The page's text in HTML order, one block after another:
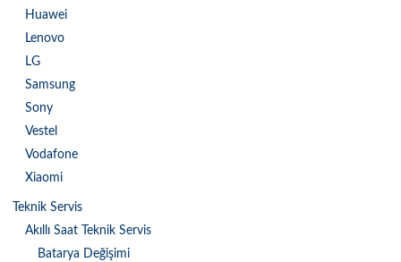
Huawei
Lenovo
LG
Samsung
Sony
Vestel
Vodafone
Xiaomi
Teknik Servis
Akıllı Saat Teknik Servis
Batarya Değişimi